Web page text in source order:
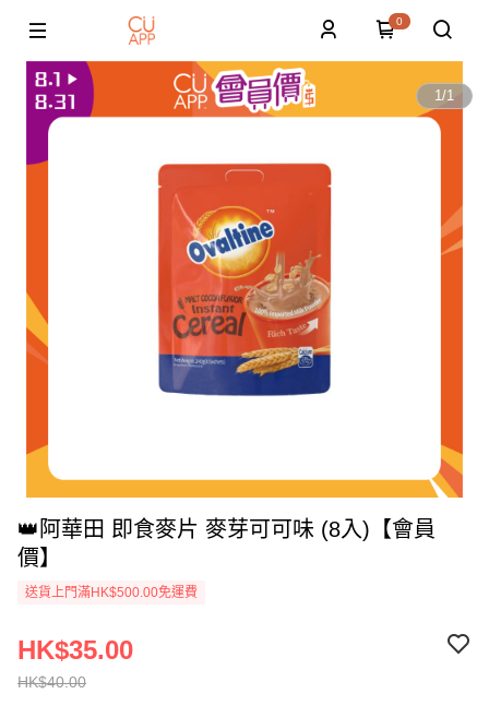
0
1/1
👑阿華田 即食麥片 麥芽可可味 (8入)【會員
價】
送貨上門滿HK$500.00免運費
HK$40.00
HK$35.00